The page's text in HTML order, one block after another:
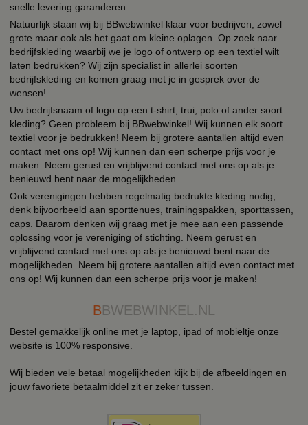
snelle levering garanderen.
Natuurlijk staan wij bij BBwebwinkel klaar voor bedrijven, zowel
grote maar ook als het gaat om kleine oplagen. Op zoek naar
bedrijfskleding waarbij we je logo of ontwerp op een textiel wilt
laten bedrukken? Wij zijn specialist in allerlei soorten
bedrijfskleding en komen graag met je in gesprek over de
wensen!
Uw bedrijfsnaam of logo op een t-shirt, trui, polo of ander soort
kleding? Geen probleem bij BBwebwinkel! Wij kunnen elk soort
textiel voor je bedrukken! Neem bij grotere aantallen altijd even
contact met ons op! Wij kunnen dan een scherpe prijs voor je
maken. Neem gerust en vrijblijvend contact met ons op als je
benieuwd bent naar de mogelijkheden.
Ook verenigingen hebben regelmatig bedrukte kleding nodig,
denk bijvoorbeeld aan sporttenues, trainingspakken, sporttassen,
caps. Daarom denken wij graag met je mee aan een passende
oplossing voor je vereniging of stichting. Neem gerust en
vrijblijvend contact met ons op als je benieuwd bent naar de
mogelijkheden. Neem bij grotere aantallen altijd even contact met
ons op! Wij kunnen dan een scherpe prijs voor je maken!
BBWEBWINKEL.NL
Bestel gemakkelijk online met je laptop, ipad of mobieltje onze
website is 100% responsive.
Wij bieden vele betaal mogelijkheden kijk bij de afbeeldingen en
jouw favoriete betaalmiddel zit er zeker tussen.